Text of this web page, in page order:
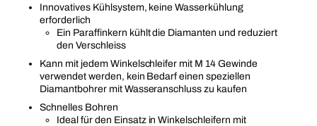
Innovatives Kühlsystem, keine Wasserkühlung
erforderlich
Ein Paraffinkern kühlt die Diamanten und reduziert
den Verschleiss
Kann mit jedem Winkelschleifer mit M 14 Gewinde
verwendet werden, kein Bedarf einen speziellen
Diamantbohrer mit Wasseranschluss zu kaufen
Schnelles Bohren
Ideal für den Einsatz in Winkelschleifern mit